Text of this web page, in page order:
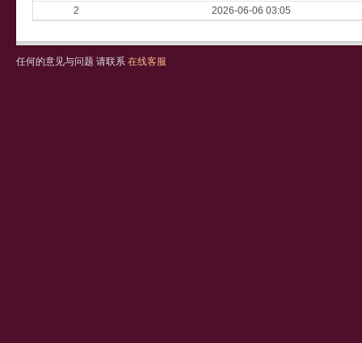
2
2026-06-06 03:05
任何的意见与问题 请联系 在线客服